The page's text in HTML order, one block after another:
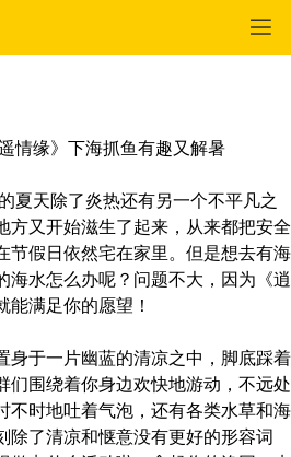
情缘》下海抓鱼有趣又解暑
夏天除了炎热还有另一个不平凡之
方又开始滋生了起来，从来都把安全
节假日依然宅在家里。但是想去有海
海水怎么办呢？问题不大，因为《逍
能满足你的愿望！
身于一片幽蓝的清凉之中，脚底踩着
们围绕着你身边欢快地游动，不远处
不时地吐着气泡，还有各类水草和海
除了清凉和惬意没有更好的形容词